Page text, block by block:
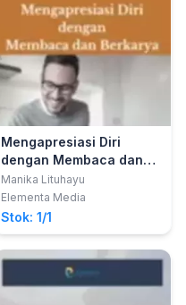
Mengapresiasi Diri
dengan Membaca dan
Berkarya
Manika Lituhayu
Elementa Media
Stok: 1/1